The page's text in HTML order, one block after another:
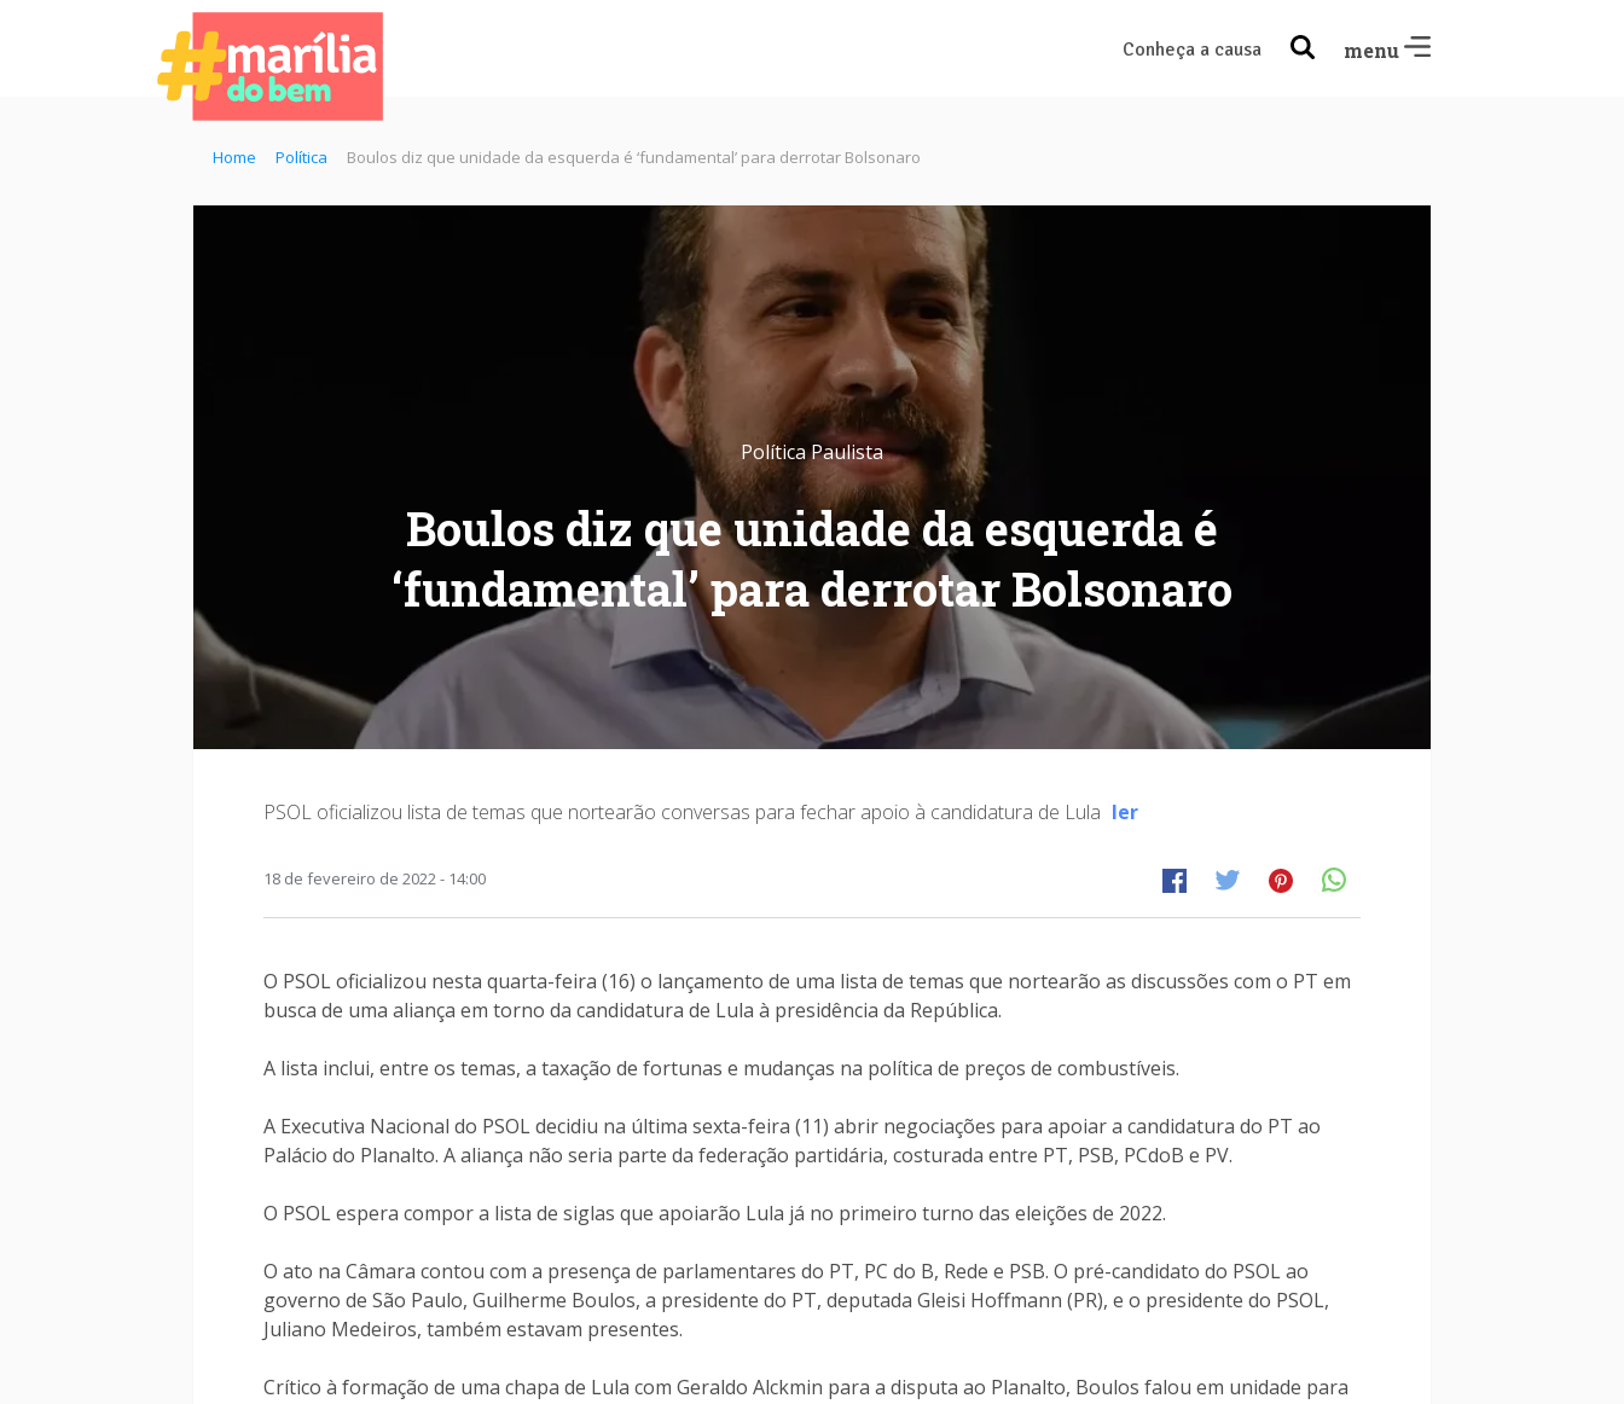
Conheça a causa menu
Home Política Boulos diz que unidade da esquerda é ‘fundamental’ para derrotar Bolsonaro
Política Paulista
Boulos diz que unidade da esquerda é
‘fundamental’ para derrotar Bolsonaro
PSOL oficializou lista de temas que nortearão conversas para fechar apoio à candidatura de Lula ler
18 de fevereiro de 2022 - 14:00
O PSOL oficializou nesta quarta-feira (16) o lançamento de uma lista de temas que nortearão as discussões com o PT em
busca de uma aliança em torno da candidatura de Lula à presidência da República.
A lista inclui, entre os temas, a taxação de fortunas e mudanças na política de preços de combustíveis.
A Executiva Nacional do PSOL decidiu na última sexta-feira (11) abrir negociações para apoiar a candidatura do PT ao
Palácio do Planalto. A aliança não seria parte da federação partidária, costurada entre PT, PSB, PCdoB e PV.
O PSOL espera compor a lista de siglas que apoiarão Lula já no primeiro turno das eleições de 2022.
O ato na Câmara contou com a presença de parlamentares do PT, PC do B, Rede e PSB. O pré-candidato do PSOL ao
governo de São Paulo, Guilherme Boulos, a presidente do PT, deputada Gleisi Hoffmann (PR), e o presidente do PSOL,
Juliano Medeiros, também estavam presentes.
Crítico à formação de uma chapa de Lula com Geraldo Alckmin para a disputa ao Planalto, Boulos falou em unidade para